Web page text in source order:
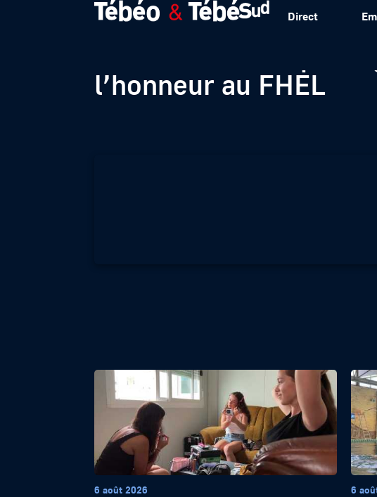
Direct
Landerneau : Le
l’honneur au FHEL
6 août 2026 6